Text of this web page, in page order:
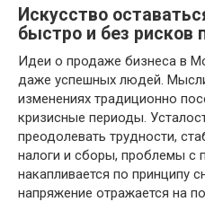
Искусство
быстро и без рисков
Идеи о продаже бизнеса в
даже успешных людей.
изменениях традиционно
кризисные периоды.
преодолевать трудности,
налоги и сборы, проблемы с
накапливается по принципу
напряжение отражается на